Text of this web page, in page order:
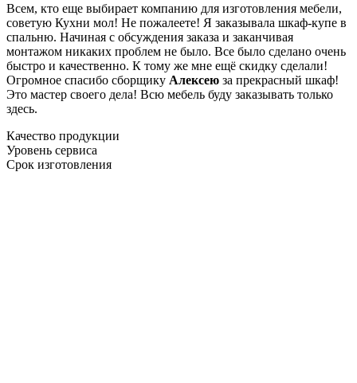
Всем, кто еще выбирает компанию для изготовления мебели,
советую Кухни мол! Не пожалеете! Я заказывала шкаф-купе в
спальню. Начиная с обсуждения заказа и заканчивая
монтажом никаких проблем не было. Все было сделано очень
быстро и качественно. К тому же мне ещё скидку сделали!
Огромное спасибо сборщику Алексею за прекрасный шкаф!
Это мастер своего дела! Всю мебель буду заказывать только
здесь.
Качество продукции
Уровень сервиса
Срок изготовления